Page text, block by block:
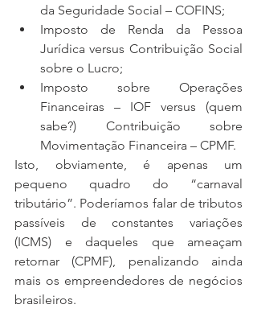
da Seguridade Social – COFINS;
Imposto de Renda da Pessoa
Jurídica versus Contribuição Social
sobre o Lucro;
Imposto sobre Operações
Financeiras – IOF versus (quem
sabe?) Contribuição sobre
Movimentação Financeira – CPMF.
Isto, obviamente, é apenas um
pequeno quadro do “carnaval
tributário”. Poderíamos falar de tributos
passíveis de constantes variações
(ICMS) e daqueles que ameaçam
retornar (CPMF), penalizando ainda
mais os empreendedores de negócios
brasileiros.